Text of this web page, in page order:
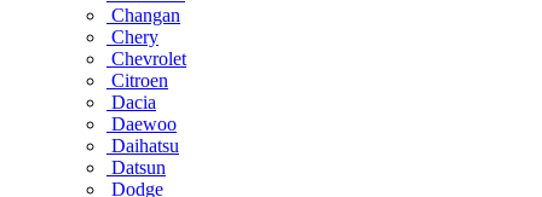
Changan
Chery
Chevrolet
Citroen
Dacia
Daewoo
Daihatsu
Datsun
Dodge